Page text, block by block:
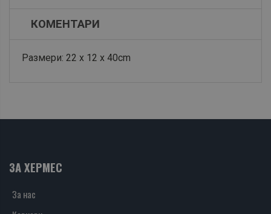
КОМЕНТАРИ
Размери: 22 x 12 x 40cm
ЗА ХЕРМЕС
За нас